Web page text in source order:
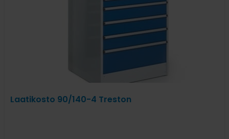
Laatikosto 90/140-4 Treston